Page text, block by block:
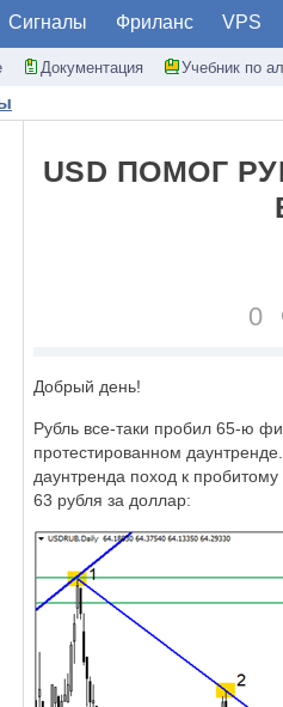
Сигналы Фриланс VPS
Документация Учебник по
USD ПОМОГ
0
Добрый день!
Рубль все-таки пробил 65-ю
протестированном
даунтренда поход к
63 рубля за доллар: